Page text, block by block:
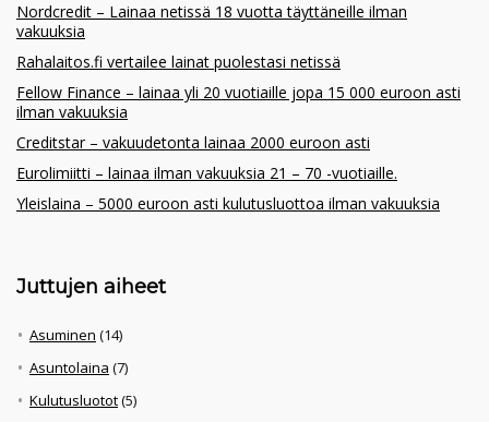
Nordcredit – Lainaa netissä 18 vuotta täyttäneille ilman
vakuuksia
Rahalaitos.fi vertailee lainat puolestasi netissä
Fellow Finance – lainaa yli 20 vuotiaille jopa 15 000 euroon asti
ilman vakuuksia
Creditstar – vakuudetonta lainaa 2000 euroon asti
Eurolimiitti – lainaa ilman vakuuksia 21 – 70 -vuotiaille.
Yleislaina – 5000 euroon asti kulutusluottoa ilman vakuuksia
Juttujen aiheet
Asuminen (14)
Asuntolaina (7)
Kulutusluotot(5)